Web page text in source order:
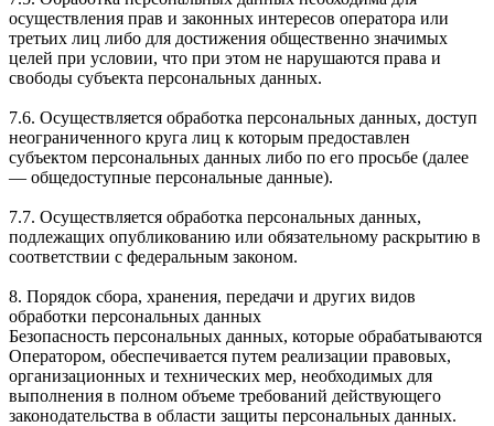
осуществления прав и законных интересов оператора или
третьих лиц либо для достижения общественно значимых
целей при условии, что при этом не нарушаются права и
свободы субъекта персональных данных.
7.6. Осуществляется обработка персональных данных, доступ
неограниченного круга лиц к которым предоставлен
субъектом персональных данных либо по его просьбе (далее
— общедоступные персональные данные).
7.7. Осуществляется обработка персональных данных,
подлежащих опубликованию или обязательному раскрытию в
соответствии с федеральным законом.
8. Порядок сбора, хранения, передачи и других видов
обработки персональных данных
Безопасность персональных данных, которые обрабатываются
Оператором, обеспечивается путем реализации правовых,
организационных и технических мер, необходимых для
выполнения в полном объеме требований действующего
законодательства в области защиты персональных данных.